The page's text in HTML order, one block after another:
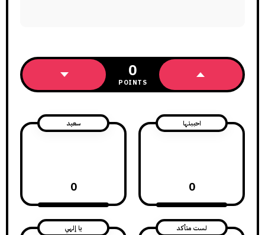
0
POINTS
احببتها
0
سعيد
0
لست متأكد يا إلهي